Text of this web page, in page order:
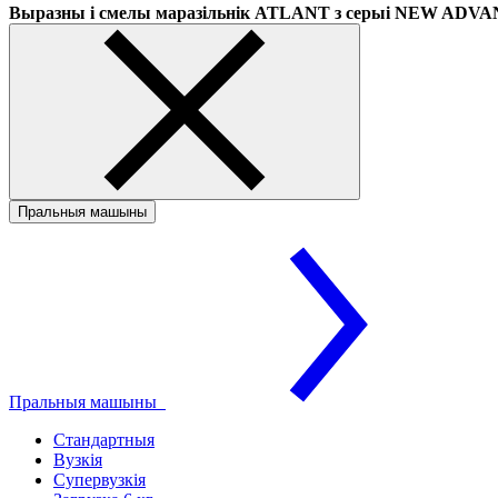
Выразны і смелы маразільнік ATLANT з серыі NEW
Пральныя машыны
Пральныя машыны
Стандартныя
Вузкія
Супервузкія